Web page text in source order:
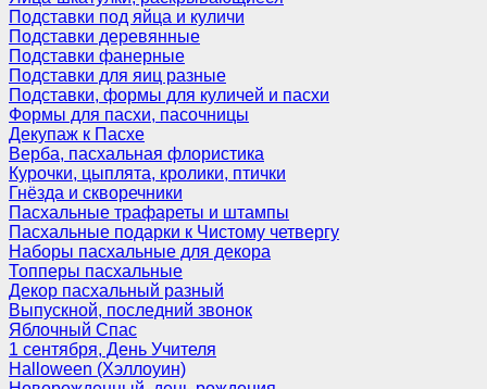
Подставки под яйца и куличи
Подставки деревянные
Подставки фанерные
Подставки для яиц разные
Подставки, формы для куличей и пасхи
Формы для пасхи, пасочницы
Декупаж к Пасхе
Верба, пасхальная флористика
Курочки, цыплята, кролики, птички
Гнёзда и скворечники
Пасхальные трафареты и штампы
Пасхальные подарки к Чистому четвергу
Наборы пасхальные для декора
Топперы пасхальные
Декор пасхальный разный
Выпускной, последний звонок
Яблочный Спас
1 сентября, День Учителя
Halloween (Хэллоуин)